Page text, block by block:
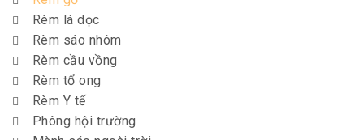
Rèm lá dọc
Rèm sáo nhôm
Rèm cầu vồng
Rèm tổ ong
Rèm Y tế
Phông hội trường